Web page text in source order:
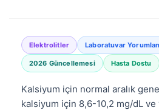
Elektrolitler Laboratuvar
2026 Güncellemesi Hasta Dostu
Kalsiyum için normal aralık
kalsiyum için 8,6-10,2 mg/dL